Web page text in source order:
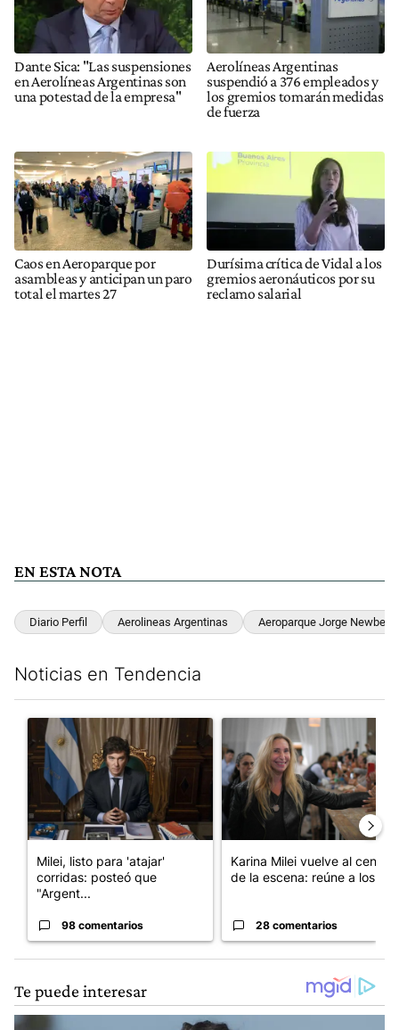
Dante Sica: "Las suspensiones
en Aerolíneas Argentinas son
una potestad de la empresa"
Aerolíneas Argentinas
suspendió a 376 empleados y
los gremios tomarán medidas
de fuerza
Caos en Aeroparque por
asambleas y anticipan un paro
total el martes 27
Durísima crítica de Vidal a los
gremios aeronáuticos por su
reclamo salarial
EN ESTA NOTA
Diario Perfil Aerolineas Argentinas Aeroparque Jorge Newbery
Noticias en Tendencia
Un artículo de tendencia con el título "Milei, listo para 'atajar'
Milei, listo para 'atajar'
corridas: posteó que
"Argent...
98 comentarios
Un artículo de tendencia
Karina Milei vuelve al centro
de la escena: reúne a los...
28 comentarios